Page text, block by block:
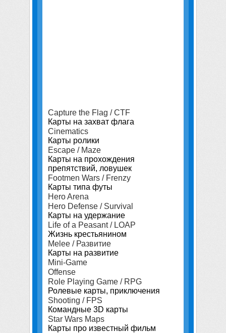
Capture the Flag / CTF
Карты на захват флага
Cinematics
Карты ролики
Escape / Maze
Карты на прохождения
препятствий, ловушек
Footmen Wars / Frenzy
Карты типа футы
Hero Arena
Hero Defense / Survival
Карты на удержание
Life of a Peasant / LOAP
Жизнь крестьянином
Melee / Развитие
Карты на развитие
Mini-Game
Offense
Role Playing Game / RPG
Ролевые карты, приключения
Shooting / FPS
Командные 3D карты
Star Wars Maps
Карты про известный фильм